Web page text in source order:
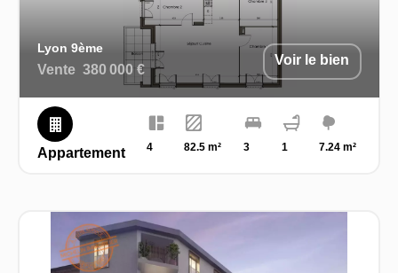
Lyon 9ème
Vente 380 000 €
Voir le bien
Appartement 4 82.5 m² 3 1 7.24 m²